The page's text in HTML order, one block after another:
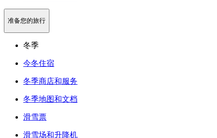
准备您的旅行
冬季
今冬住宿
冬季商店和服务
冬季地图和文档
滑雪票
滑雪场和升降机